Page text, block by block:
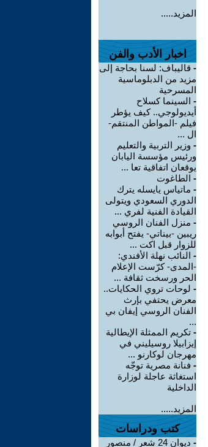
المزيد.....
اخبار الأدب والفن
- قاليباف: لسنا بحاجة إلى
مزيد من الدبلوماسية
المسرحية
- السينما كسلاح
أيديولوجي.. كيف يؤطر
فيلم -المواطن المنتقم-
ال ...
- وزير التربية والتعليم
ورئيس مؤسسة اليابان
يوقعان اتفاقية تعا ...
- الطاغوت
- ماتياس يايسله يترك
الدوري السعودي ويتولى
القيادة الفنية لفري ...
- منزل الفنان الروسي
ريبين -بيناتي- يفتح أبوابه
للزوار قبل اكت ...
- النائب نهلة الأفندي:
-المدى- كرّست الإعلام
الحر ورسخت ثقافة ...
- لوحات تروي الحكايات..
معرض يحتفي بإرث
الفنان الروسي إيفان بي
...
- تكريم الممثلة الإيطالية
إيزابيلا روسيليني في
مهرجان لوكارنو ...
- فنانة مصرية توجّه
استغاثة عاجلة لوزارة
الداخلية
المزيد.....
كتب ودراسات
-
ديوان 24 شعر / منصور